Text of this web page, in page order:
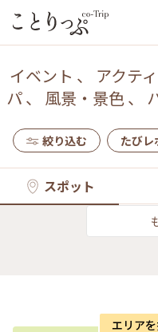
イベント 、 アクテ
パ、 風景・景色、
絞り込む たびレ
スポット
エリア